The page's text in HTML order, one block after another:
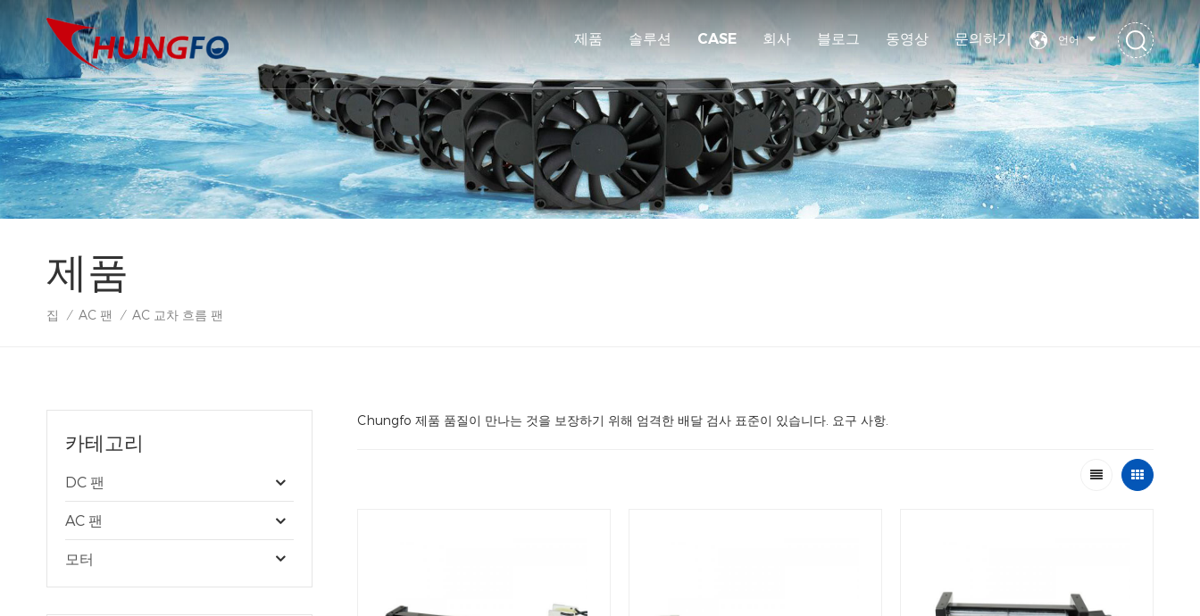
언어
제품 솔루션 CASE 회사 블로그 동영상 문의하기
제품
집 / AC 팬 / AC 교차 흐름 팬
카테고리
DC 팬
AC 팬
모터
Chungfo 제품 품질이 만나는 것을 보장하기 위해 엄격한 배달 검사 표준이 있습니다. 요구 사항.